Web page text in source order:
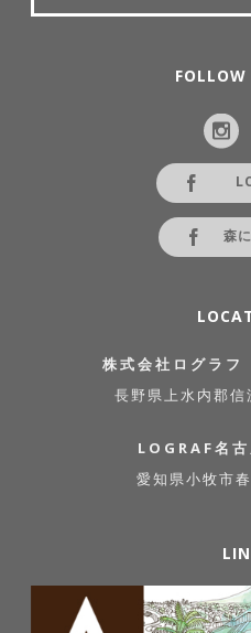
FOLLOW
森
株式会社ログラフ
長野県上水内郡
LOGRAF名
愛知県小牧市